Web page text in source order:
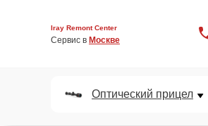
Iray Remont Center
Сервис в Москве
Оптический прицел